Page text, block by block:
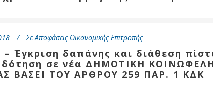
Σε Αποφάσεις Οικονομικής Επιτροπής
– Έγκριση δαπάνης και διάθεση
σε νέα ΔΗΜΟΤΙΚΗ
ΒΑΣΕΙ ΤΟΥ ΑΡΘΡΟΥ 259 ΠΑΡ. 1 ΚΔΚ